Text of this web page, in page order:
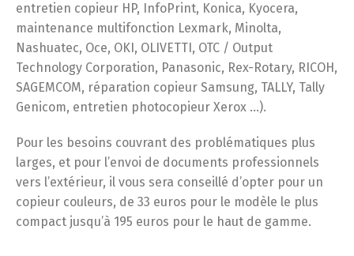
entretien copieur HP, InfoPrint, Konica, Kyocera,
maintenance multifonction Lexmark, Minolta,
Nashuatec, Oce, OKI, OLIVETTI, OTC / Output
Technology Corporation, Panasonic, Rex-Rotary, RICOH,
SAGEMCOM, réparation copieur Samsung, TALLY, Tally
Genicom, entretien photocopieur Xerox …).
Pour les besoins couvrant des problématiques plus
larges, et pour l’envoi de documents professionnels
vers l’extérieur, il vous sera conseillé d’opter pour un
copieur couleurs, de 33 euros pour le modèle le plus
compact jusqu’à 195 euros pour le haut de gamme.